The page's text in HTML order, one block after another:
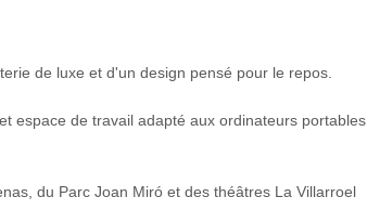
de luxe et d'un design pensé pour le repos.
espace de travail adapté aux ordinateurs portables,
du Parc Joan Miró et des théâtres La Villarroel